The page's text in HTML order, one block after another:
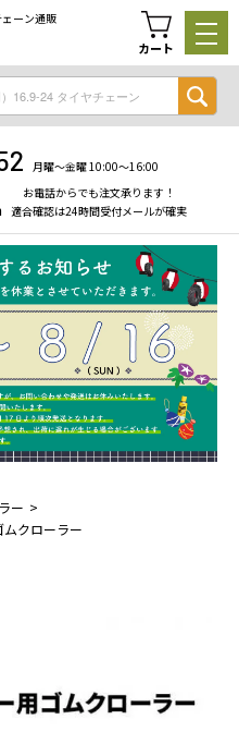
ーン通販
カート
月曜〜金曜 10:00〜16:00
お電話からでも注文承ります！
適合確認は24時間受付メールが確実
ー
クローラー